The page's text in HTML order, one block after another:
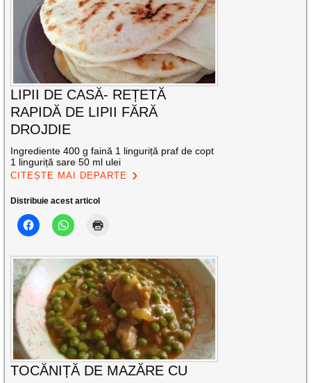
LIPII DE CASĂ- REȚETĂ
RAPIDĂ DE LIPII FĂRĂ
DROJDIE
Ingrediente 400 g faină 1 linguriță praf de copt
1 linguriță sare 50 ml ulei
CITEȘTE MAI DEPARTE
Distribuie acest articol
TOCĂNIȚĂ DE MAZĂRE CU